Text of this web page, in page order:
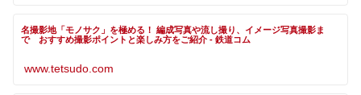
名撮影地「モノサク」を極める！ 編成写真や流し撮り、イメージ写真撮影ま
で おすすめ撮影ポイントと楽しみ方をご紹介 - 鉄道コム
www.tetsudo.com